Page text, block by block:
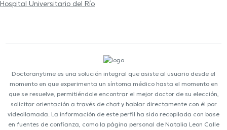
Hospital Universitario del Río
Doctoranytime es una solución integral que asiste al usuario desde el
momento en que experimenta un síntoma médico hasta el momento en
que se resuelve, permitiéndole encontrar el mejor doctor de su elección,
solicitar orientación a través de chat y hablar directamente con él por
videollamada. La información de este perfil ha sido recopilada con base
en fuentes de confianza, como la página personal de Natalia Leon Calle